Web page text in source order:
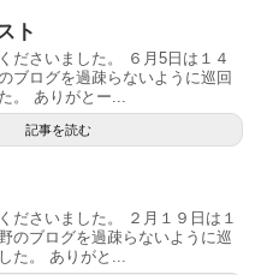
ト
ださいました。 ６月5日は１４
ブログを過疎らないように巡回
。 ありがとー...
記事を読む
ださいました。 ２月１９日は１
のブログを過疎らないように巡
た。 ありがと...